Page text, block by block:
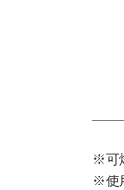
※可
※使